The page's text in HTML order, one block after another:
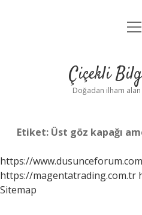
Yasal
Çiçekli
Doğadan ilham
Etiket: Üst göz kapağı
https://
https://magentatrading.com.tr
Sitemap